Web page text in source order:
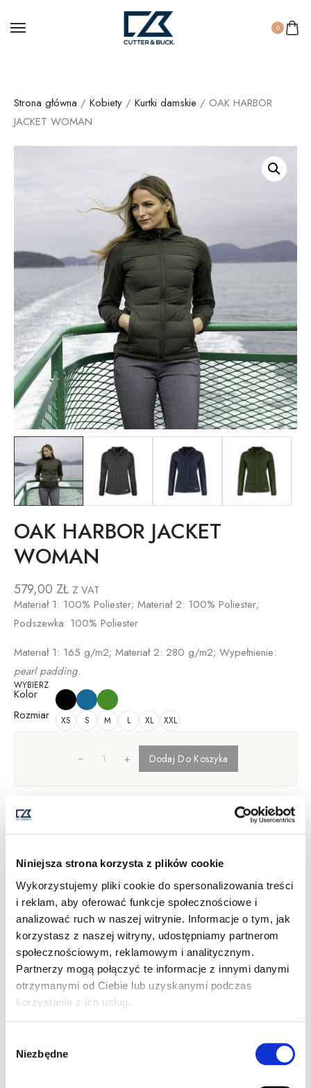
Niniejsza strona korzysta z plików cookie
Wykorzystujemy pliki cookie do spersonalizowania treści
i reklam, aby oferować funkcje społecznościowe i
analizować ruch w naszej witrynie. Informacje o tym, jak
korzystasz z naszej witryny, udostępniamy partnerom
społecznościowym, reklamowym i analitycznym.
Partnerzy mogą połączyć te informacje z innymi danymi
otrzymanymi od Ciebie lub uzyskanymi podczas
korzystania z ich usług.
Niezbędne
0
Strona główna / Kobiety / Kurtki damskie / OAK HARBOR
JACKET WOMAN
OAK HARBOR JACKET
WOMAN
579,00 ZŁ Z VAT
Materiał 1: 100% Poliester; Materiał 2: 100% Poliester;
Podszewka: 100% Poliester
Materiał 1: 165 g/m2; Materiał 2: 280 g/m2; Wypełnienie:
pearl padding.
WYBIERZ
Kolor
Rozmiar
XS S M L XL XXL
+ Dodaj Do Koszyka
Opis
Informacje dodatkowe
Dostawa i Zwroty
Tabela Rozmiarów
SKU:351453
KategorieKobiety,Kurtki damskie
Wersja Męska/Damska